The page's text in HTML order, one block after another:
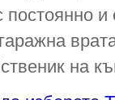
на